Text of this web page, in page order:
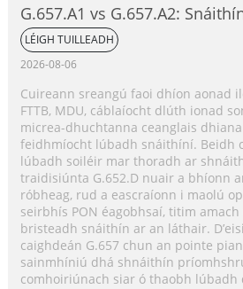
G.657.A1 vs G.657.A2:
Neamh-íogair ó thaobh
Comparáid Iomlán
LÉIGH TUILLEADH
2026-08-06
Cuireann sreangú faoi dhíon aonad
FTTB, MDU, cáblaíocht dlúth ionad
micrea-dhuchtanna ceanglais
feidhmíocht lúbadh snáithíní. Beidh
lúbadh soiléir mar thoradh ar
traidisiúnta G.652.D nuair a bhíonn
róbheag, rud a eascraíonn i maolú
seirbhís PON éagobhsaí, titim
bristeadh snáithín ar an láthair.
caighdeán G.657 chun an pointe
sainmhíniú dhá shnáithín
comhoiriúnach siar ó thaobh lúbadh